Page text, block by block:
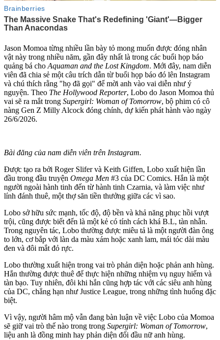
Jason Momoa từng nhiều lần bày tỏ mong muốn được đóng nhân
vật này trong nhiều năm, gần đây nhất là trong các buổi họp báo
quảng bá cho Aquaman and the Lost Kingdom. Mới đây, nam diễn
viên đã chia sẻ một câu trích dẫn từ buổi họp báo đó lên Instagram
và chú thích rằng "họ đã gọi" để mời anh vào vai diễn như ý
nguyện. Theo The Hollywood Reporter, Lobo do Jason Momoa thủ
vai sẽ ra mắt trong Supergirl: Woman of Tomorrow, bộ phim có cô
nàng Gen Z Milly Alcoc‌k đóng chính, dự kiến phát hành vào ngày
26/6/2026.
Bài đăng của nam diễn viên trên Instagram.
Được tạo ra bởi Roger Slifer và Keith Giffen, Lobo xuất hiện lần
đầu trong đầu truyện Omega Men #3 của DC Comics. Hắn là một
người ngoài hành tinh đến từ hành tinh Czarnia, và làm việc như
lính đánh thuê, một thợ săn tiền thưởng giữa các vì sao.
Lobo sở hữu sức mạnh, tốc độ, độ bền và khả năng phục hồi vượt
trội, cũng được biết đến là một kẻ có tính cách khá B.L, tàn nhẫn.
Trong nguyên tác, Lobo thường được miêu tả là một người đàn ông
to lớn, cơ bắp với làn d‌a mà‌u xám hoặc xanh lam, mái tóc dài màu
đen và đôi mắt đỏ rực.
Lobo thường xuất hiện trong vai trò phản diện hoặc phản anh hùng.
Hắn thường được thuê để thực hiện những nhiệm vụ nguy hiểm và
tàn bạo. Tuy nhiên, đôi khi hắn cũng hợp tác với các siêu anh hùng
của DC, chẳng hạn như Justice League, trong những tình huống đặc
biệt.
Vì vậy, người hâm mộ vẫn đang bàn luận về việc Lobo của Momoa
sẽ giữ vai trò thế nào trong trong Supergirl: Woman of Tomorrow,
liệu anh là đồng minh hay phản diện đối đầu nữ anh hùng.